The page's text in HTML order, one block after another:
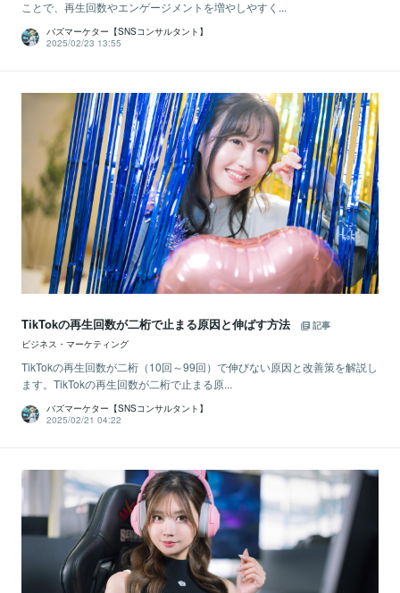
ことで、再生回数やエンゲージメントを増やしやすく...
バズマーケター【SNSコンサルタント】
2025/02/23 13:55
TikTokの再生回数が二桁で止まる原因と伸ばす方法
記事
ビジネス・マーケティング
TikTokの再生回数が二桁（10回～99回）で伸びない原因と改善策を解説し
ます。TikTokの再生回数が二桁で止まる原...
バズマーケター【SNSコンサルタント】
2025/02/21 04:22